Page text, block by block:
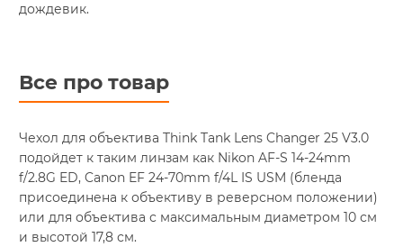
дождевик.
Все про товар
Чехол для объектива Think Tank Lens Changer 25 V3.0
подойдет к таким линзам как Nikon AF-S 14-24mm
f/2.8G ED, Canon EF 24-70mm f/4L IS USM (бленда
присоединена к объективу в реверсном положении)
или для объектива с максимальным диаметром 10 см
и высотой 17,8 см.